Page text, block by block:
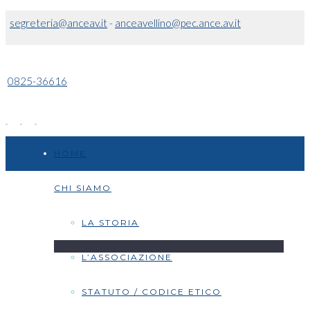
segreteria@anceav.it- anceavellino@pec.ance.av.it
0825-36616
CHI SIAMO
LA STORIA
L’ASSOCIAZIONE
STATUTO / CODICE ETICO